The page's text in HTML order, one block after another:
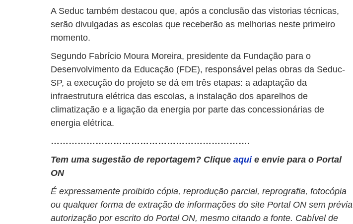
A Seduc também destacou que, após a conclusão das vistorias técnicas,
serão divulgadas as escolas que receberão as melhorias neste primeiro
momento.
Segundo Fabrício Moura Moreira, presidente da Fundação para o
Desenvolvimento da Educação (FDE), responsável pelas obras da Seduc-
SP, a execução do projeto se dá em três etapas: a adaptação da
infraestrutura elétrica das escolas, a instalação dos aparelhos de
climatização e a ligação da energia por parte das concessionárias de
energia elétrica.
………………………………………………………….
Tem uma sugestão de reportagem? Clique aqui e envie para o Portal
ON
É expressamente proibido cópia, reprodução parcial, reprografia, fotocópia
ou qualquer forma de extração de informações do site Portal ON sem prévia
autorização por escrito do Portal ON, mesmo citando a fonte. Cabível de
promove palestra sobre os
riscos do uso de álcool e
tabaco na adolescência
encerra cronograma nos
Jardim Laranjeiras